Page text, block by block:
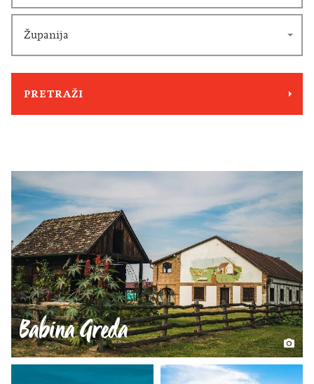
Županija
PRETRAŽI
Babina Greda